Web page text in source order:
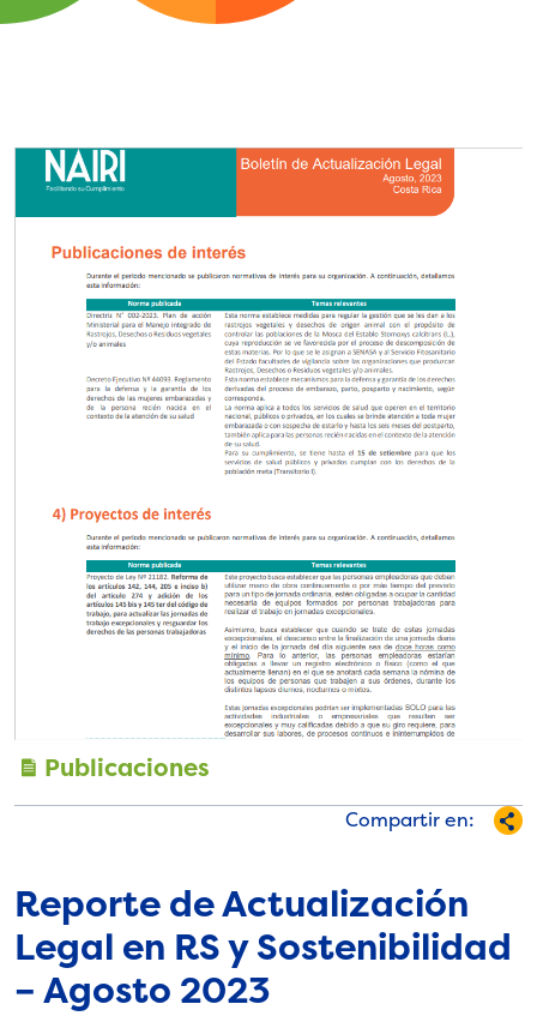
Publicaciones
Compartir en:
Reporte de Actualización
Legal en RS y Sostenibilidad
– Agosto 2023